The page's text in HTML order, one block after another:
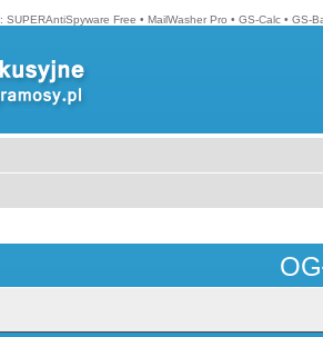
: SUPERAntiSpyware Free • MailWasher Pro • GS-Calc • GS-